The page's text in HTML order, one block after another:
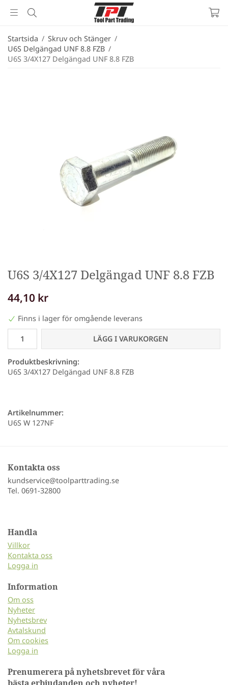
Startsida / Skruv och Stänger /
U6S Delgängad UNF 8.8 FZB /
U6S 3/4X127 Delgängad UNF 8.8 FZB
U6S 3/4X127 Delgängad UNF 8.8 FZB
44,10 kr
Finns i lager för omgående leverans
LÄGG I VARUKORGEN
Produktbeskrivning:
U6S 3/4X127 Delgängad UNF 8.8 FZB
Artikelnummer:
U6S W 127NF
Kontakta oss
kundservice@toolparttrading.se
Tel. 0691-32800
Handla
Villkor
Kontakta oss
Logga in
Information
Om oss
Nyheter
Nyhetsbrev
Avtalskund
Om cookies
Logga in
Prenumerera på nyhetsbrevet för våra